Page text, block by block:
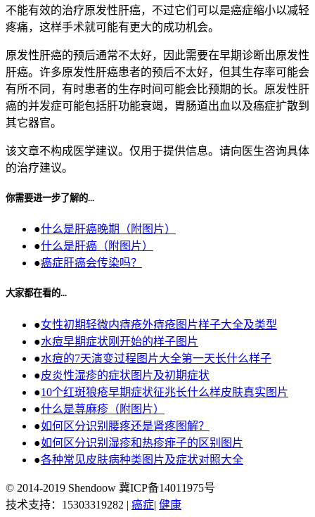
不能有效的治疗原发性肝癌，不过它们可以是癌症缩小以减轻
疼痛，这样手术就可能有更大的成功机会。
原发性肝癌的预后通常不太好，因此需要在早期诊断出原发性
肝癌。许多原发性肝癌患者的预后不太好，但其生存率可能会
有所不同，有时患者的生存时间可能会比预期的长。原发性肝
癌的并发症可能包括肝功能衰竭，胃肠道出血以及癌症扩散到
其它器官。
该文章不构成医学建议。仅用于提供信息。请向医生咨询具体
的治疗建议。
你需要进一步了解的...
●什么是肝癌晚期（附图片）
●什么是肝癌（附图片）
●癌症肝癌会传染吗？
大家都在看的...
●女性初期轻微内痔疮外痔疮图片样子大全及类型
●水痘早期症状刚开始的样子图片
●水痘的7天演变过程图片大全第一天长什么样子
●皮炎性湿疹的症状图片及初期症状
●10个红斑狼疮早期症状征兆长什么样皮肤真实图片
●什么是荨麻疹（附图片）
●如何区分识别腰疼还是肾疼图解？
●如何区分识别湿疹和热疹痱子的区别图片
●各种常见皮肤病种类图片及症状对照大全
© 2014-2019 Shendoow 冀ICP备14011975号
技术支持：15303319282 | 癌症| 健康